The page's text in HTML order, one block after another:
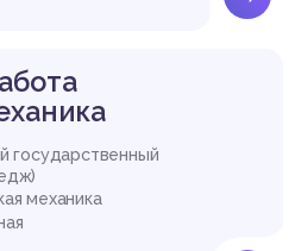
государственный
механика